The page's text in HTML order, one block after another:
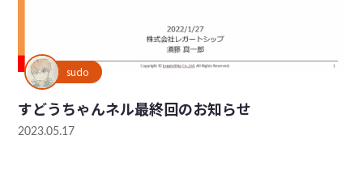
sudo
すどうちゃんネル最終回のお知らせ
2023.05.17